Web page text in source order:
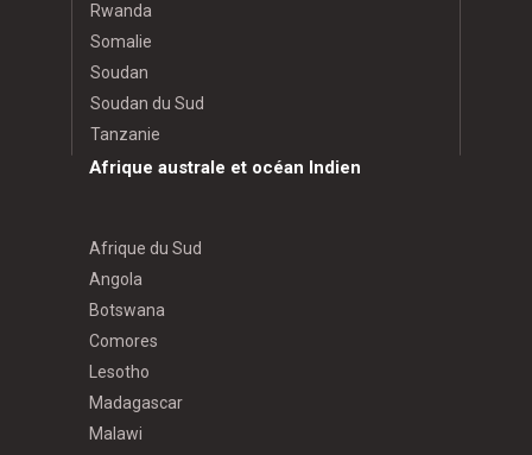
Rwanda
Somalie
Soudan
Soudan du Sud
Tanzanie
Afrique australe et océan Indien
Afrique du Sud
Angola
Botswana
Comores
Lesotho
Madagascar
Malawi